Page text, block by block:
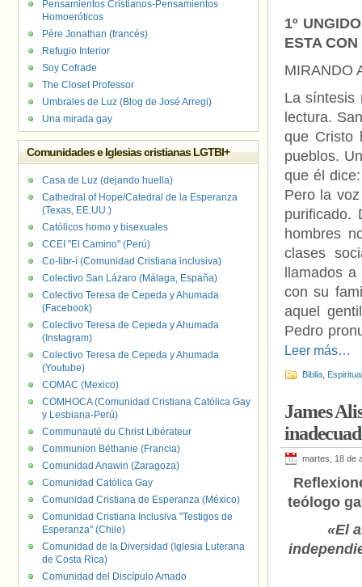
1º
ESTA CON
MIRANDO
La síntesis
lectura.
que Cristo
pueblos.
que él
Pero la
purificado.
hombres
clases
llamados
con su
aquel
Pedro
Leer más…
Biblia
James
martes, 18 de
teólogo
«El
Pensamientos Cristianos-Pensamientos
Homoeróticos
Père Jonathan (francés)
Refugio Interior
Soy Cofrade
The Closet Professor
Umbrales de Luz (Blog de José Arregi)
Una mirada gay
Comunidades e Iglesias cristianas LGTBI+
Casa de Luz (dejando huella)
Cathedral of Hope/Catedral de la Esperanza
(Texas, EE.UU.)
Católicos homo y bisexuales
CCEI "El Camino" (Perú)
Co-libr-í (Comunidad Cristiana inclusiva)
Colectivo San Lázaro (Málaga, España)
Colectivo Teresa de Cepeda y Ahumada
(Facebook)
Colectivo Teresa de Cepeda y Ahumada
(Instagram)
Colectivo Teresa de Cepeda y Ahumada
(Youtube)
COMAC (Mexico)
COMHOCA (Comunidad Cristiana Católica Gay
y Lesbiana-Perú)
Communauté du Christ Libérateur
Communion Béthanie (Francia)
Comunidad Anawin (Zaragoza)
Comunidad Católica Gay
Comunidad Cristiana de Esperanza (México)
Comunidad Cristiana Inclusiva "Testigos de
Esperanza" (Chile)
Comunidad de la Diversidad (Iglesia Luterana
de Costa Rica)
Comunidad del Discípulo Amado